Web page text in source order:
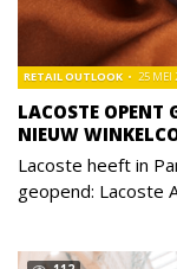
LACOSTE OPENT
NIEUW
RETAIL OUTLOOK 25 MEI
Lacoste heeft in
geopend: Lacoste